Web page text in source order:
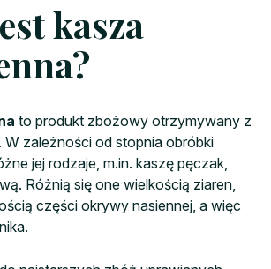
kasza
to produkt zbożowy otrzymywany z
W zależności od stopnia obróbki
jej rodzaje, m.in. kaszę pęczak,
Różnią się one wielkością ziaren,
części okrywy nasiennej, a więc